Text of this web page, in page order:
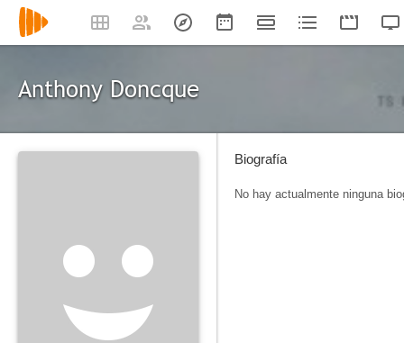
Anthony Doncque
Biografía
No hay actualmente ninguna